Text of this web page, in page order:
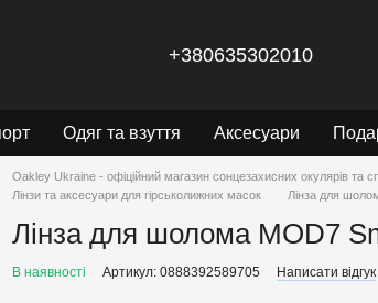
+380635302010
Одяг та взуття Аксесуари
Oakley Ukraine - офіційний магазин сонцезахисних окулярів та
Лінзи та аксесуари для гірськолижних масок
Лінза для
Лінза для шолома MOD7
В наявності Артикул: 0888392589705 Написати відгук